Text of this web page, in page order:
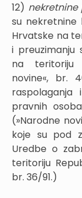
12)
su nekretnine
Hrvatske na
i preuzimanju
na teritoriju
novine«, br.
raspolaganja
pravnih
(»Narodne
koje su pod
Uredbe o
teritoriju
br. 36/91.)